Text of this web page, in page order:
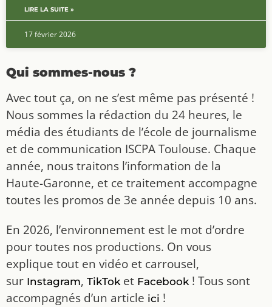
LIRE LA SUITE »
17 février 2026
Qui sommes-nous ?
Avec tout ça, on ne s’est même pas présenté !
Nous sommes la rédaction du 24 heures, le
média des étudiants de l’école de journalisme
et de communication ISCPA Toulouse. Chaque
année, nous traitons l’information de la
Haute-Garonne, et ce traitement accompagne
toutes les promos de 3e année depuis 10 ans.
En 2026, l’environnement est le mot d’ordre
pour toutes nos productions. On vous
explique tout en vidéo et carrousel,
sur Instagram, TikToket Facebook! Tous sont
accompagnés d’un article ici !